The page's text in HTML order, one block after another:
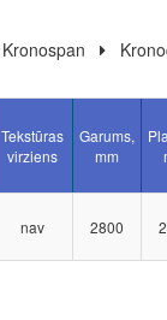
Kronospan
Tekstūras
virziens
Garums,
mm
nav 2800